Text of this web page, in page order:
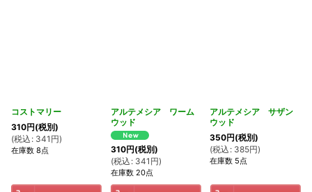
コストマリー
310円(税別)
(税込 : 341 円)
在庫数 8点
アルテメシア ワーム
ウッド
310円(税別)
(税込 : 341 円)
在庫数 20点
アルテメシア サザン
ウッド
350円(税別)
(税込 : 385円)
在庫数 5点